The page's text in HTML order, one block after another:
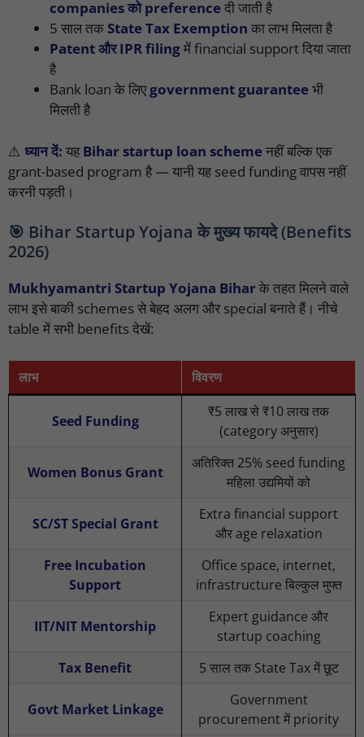
companies को preferenceदी जाती है
5 साल तक State Tax Exemption का लाभ मिलता है
Patent और IPR filingमें financial support दिया जाता
है
Bank loan के लिएgovernment guaranteeभी
मिलती है
⚠️ ध्यान दें: यहBihar startup loan schemeनहीं बल्कि एक
grant-based program है — यानी यह seed funding वापस नहीं
करनी पड़ती।
🎯 Bihar Startup Yojana के मुख्य फायदे (Benefits
2026)
Mukhyamantri Startup Yojana Biharके तहत मिलने वाले
लाभ इसे बाकी schemes से बेहद अलग और special बनाते हैं। नीचे
table में सभी benefits देखें:
लाभ विवरण
Seed Funding
₹5 लाख से ₹10 लाख तक
(category अनुसार)
Women Bonus Grant
अतिरिक्त 25% seed funding
महिला उद्यमियों को
SC/ST Special Grant
Extra financial support
और age relaxation
Free Incubation
Support
Office space, internet,
infrastructure बिल्कुल मुफ्त
IIT/NIT Mentorship
Expert guidance और
startup coaching
Tax Benefit
5 साल तक State Tax में छूट
Govt Market Linkage
Government
procurement में priority